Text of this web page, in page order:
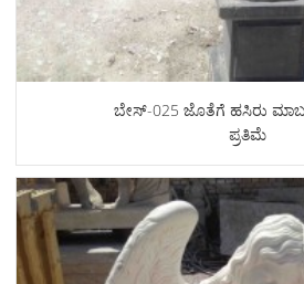
ಬೇಸ್-025 ಜೊತೆಗೆ ಹಸಿರು
ಪ್ರತಿಮೆ